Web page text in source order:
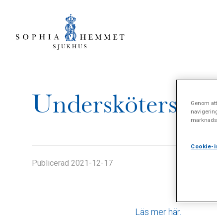
Publicerad 2021-12-17
Läs mer här.
Genom
Cookie-